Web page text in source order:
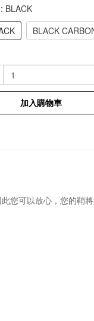
: BLACK
BLACK
加入購物車
可以放心，您的鞘